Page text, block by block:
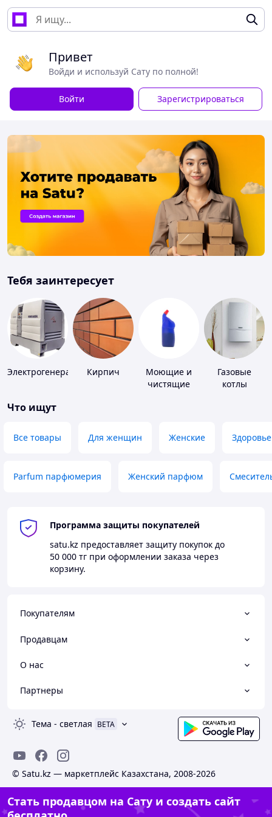
Привет
Войди и используй Сату по полной!
Войти Зарегистрироваться
Тебя заинтересует
ЭлектрогенераторыКирпич
Моющие и
чистящие
Газовые
котлы
Что ищут
Все товары Для женщин Женские Здоровье
Parfum парфюмерия Женский парфюм
Программа защиты покупателей
satu.kz предоставляет защиту покупок до
50 000 тг при оформлении заказа через
корзину.
Покупателям
Продавцам
О нас
Партнеры
Тема - светлая BETA
© Satu.kz — маркетплейс Казахстана, 2008-2026
Стать продавцом на Сату и создать сайт